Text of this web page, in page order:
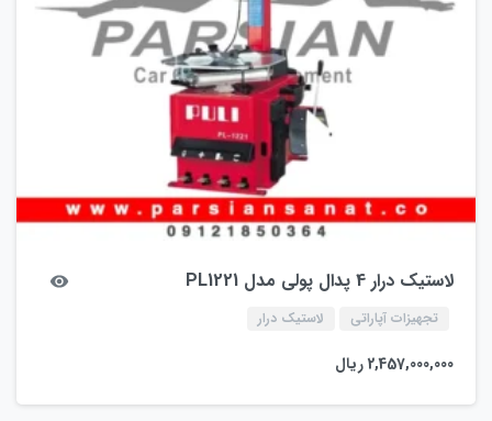
لاستیک درار 4 پدال پولی مدل PL1221
تجهیزات آپاراتی لاستیک درار
2,457,000,000ریال